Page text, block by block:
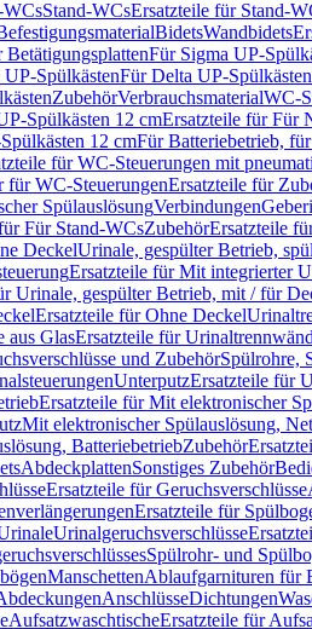
WCsStand-WCsErsatzteile für Stand-
BidetsWandbidets
BetätigungsplattenFür Sigma UP-
SpülkästenFür Delta UP-Spülkästen
ZubehörVerbrauchsmaterialWC-
Spülkästen 12 cmErsatzteile für Für
12 cmFür Batteriebetrieb,
für WC-Steuerungen mit
für WC-SteuerungenErsatzteile für
SpülauslösungVerbindungen
Für Stand-WCsZubehörErsatzteile
DeckelUrinale, gespülter Betrieb,
Ersatzteile für Mit integrierter
Urinale, gespülter Betrieb, mit / für
Ersatzteile für Ohne Deckel
aus GlasErsatzteile für
und ZubehörSpülrohre,
UnterputzErsatzteile für
Ersatzteile für Mit elektronischer
Mit elektronischer Spülauslösung,
BatteriebetriebZubehör
AbdeckplattenSonstiges Zubehör
Ersatzteile für Geruchsverschlüsse
Ersatzteile für
Urinalgeruchsverschlüsse
Spülrohr- und
ManschettenAblaufgarnituren für
AnschlüsseDichtungen
AufsatzwaschtischeErsatzteile für